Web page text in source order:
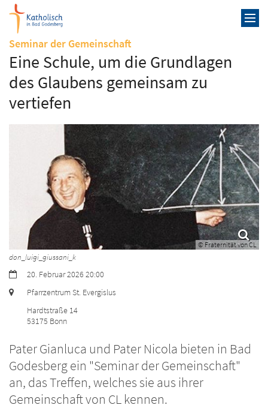
Zum Inhalt springen
Seminar der Gemeinschaft
Eine Schule, um die Grundlagen
des Glaubens gemeinsam zu
vertiefen
© Fraternität von CL
don_luigi_giussani_k
Datum:20. Februar 2026 20:00
Ort:
Pfarrzentrum St. Evergislus
Hardtstraße 14
53175 Bonn
Pater Gianluca und Pater Nicola bieten in Bad
Godesberg ein "Seminar der Gemeinschaft"
an, das Treffen, welches sie aus ihrer
Gemeinschaft von CL kennen.